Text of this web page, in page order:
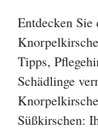
Entdecken
Tipps,
Schädlinge
Süßkirschen: